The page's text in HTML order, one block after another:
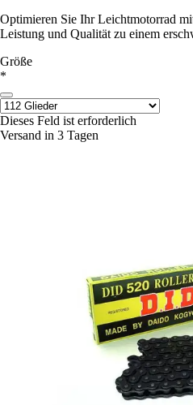
Optimieren Sie Ihr Leichtmotorrad
Leistung und Qualität zu einem
Größe
*
Dieses Feld ist erforderlich
Versand in 3 Tagen